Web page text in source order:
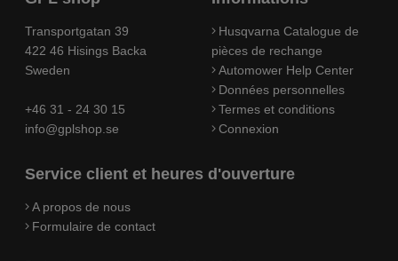
Transportgatan 39
422 46 Hisings Backa
Sweden
+46 31 - 24 30 15
info@gplshop.se
Husqvarna Catalogue de
pièces de rechange
Automower Help Center
Données personnelles
Termes et conditions
Connexion
Service client et heures d'ouverture
A propos de nous
Formulaire de contact